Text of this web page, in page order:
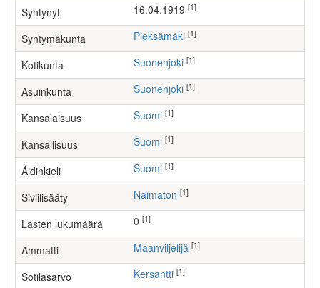
Syntynyt 16.04.1919 [1]
Syntymäkunta Pieksämäki [1]
Kotikunta Suonenjoki [1]
Asuinkunta Suonenjoki [1]
Kansalaisuus Suomi [1]
Kansallisuus Suomi [1]
Äidinkieli Suomi [1]
Siviilisääty Naimaton [1]
Lasten lukumäärä [1]
Ammatti maanviljelijä [1]
Sotilasarvo Kersantti [1]